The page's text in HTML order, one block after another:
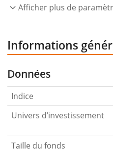
Afficher plus de
Informations
Données
Indice
Univers d’investissement
Taille du fonds